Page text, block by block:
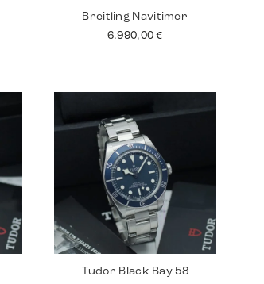
Breitling Navitimer
6.990,00€
Tudor Black Bay 58